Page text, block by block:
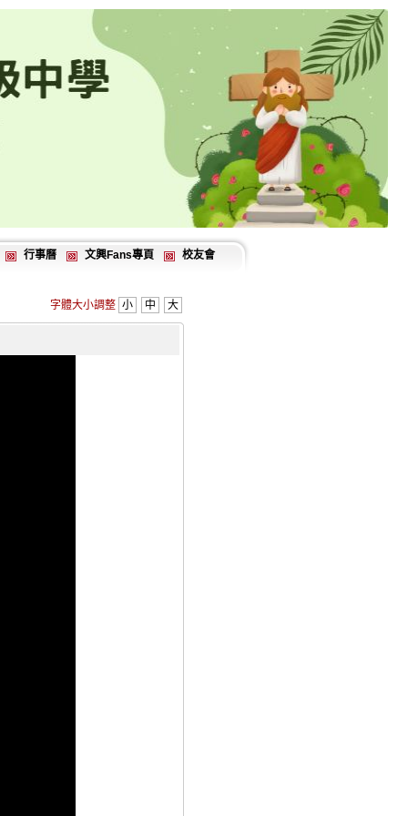
行事曆 文興Fans專頁 校友會
字體大小調整 小 中 大